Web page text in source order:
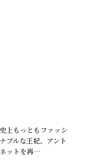
上もっともファッシ
ブルな王妃、アント
ットを再…